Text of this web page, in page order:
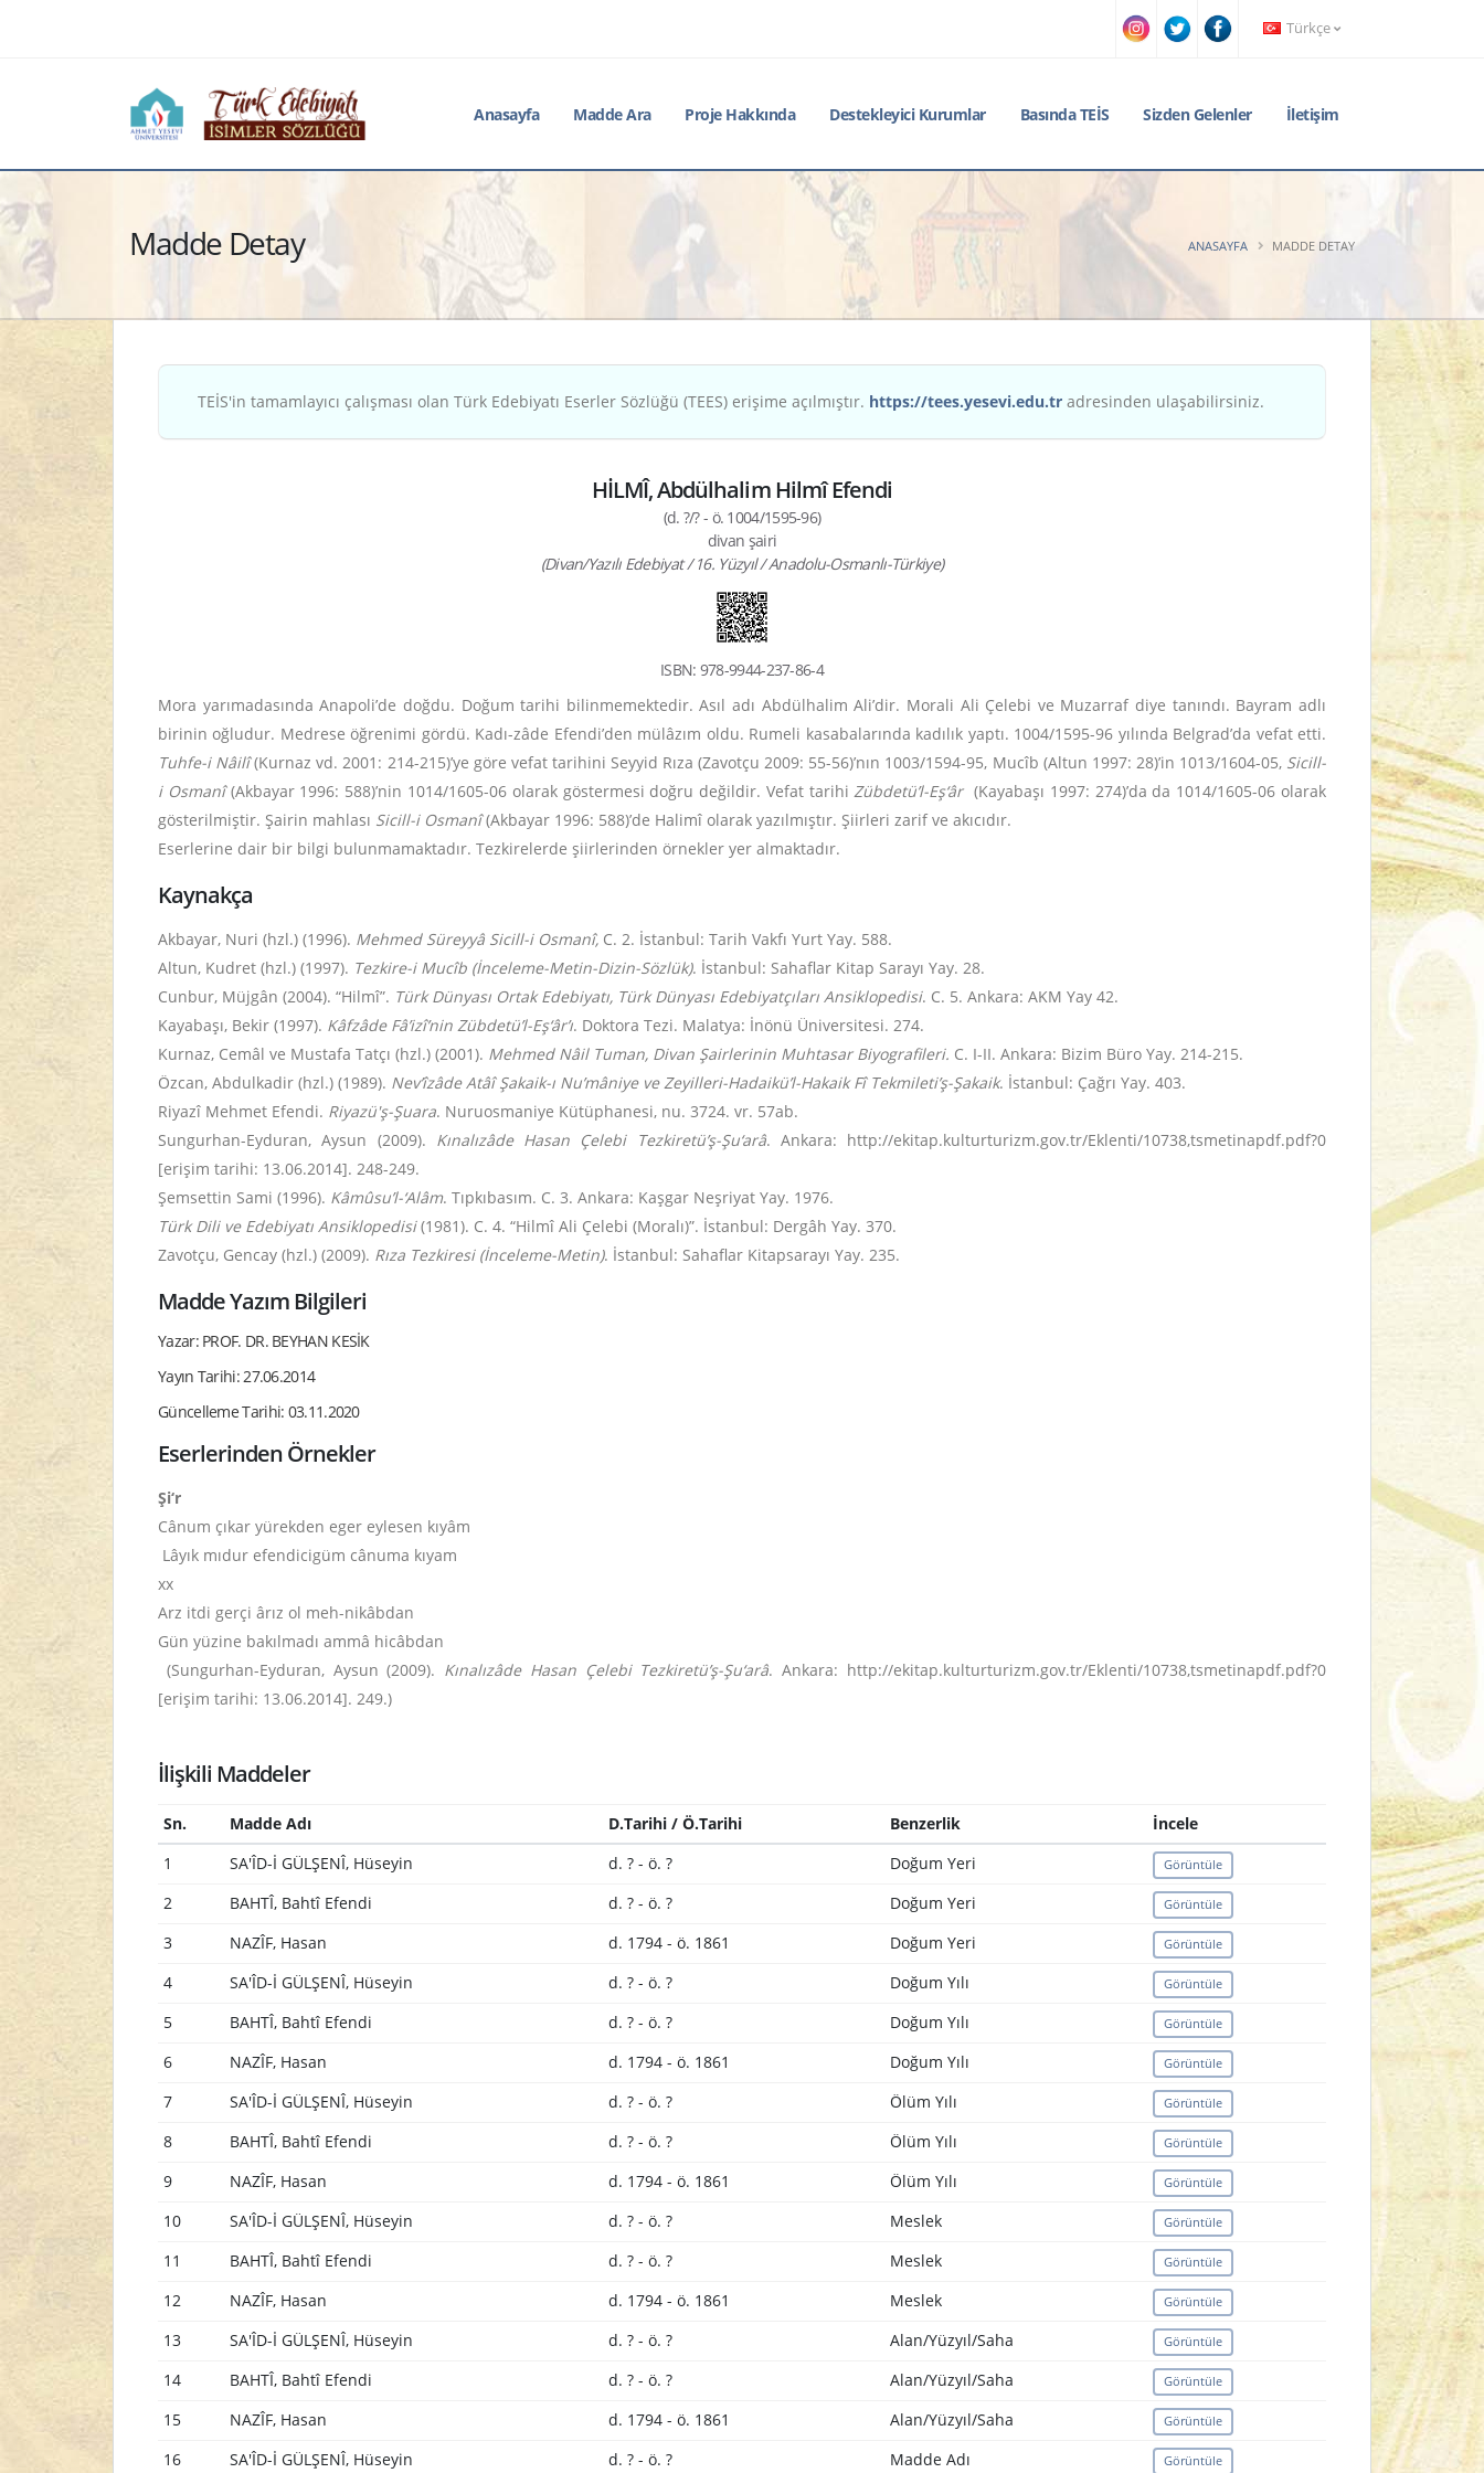
Türkçe
Anasayfa Madde Ara Proje Hakkında Destekleyici Kurumlar Basında TEİS Sizden Gelenler İletişim
Madde Detay ANASAYFA MADDE DETAY
TEİS'in tamamlayıcı çalışması olan Türk Edebiyatı Eserler Sözlüğü (TEES) erişime açılmıştır. https://tees.yesevi.edu.tr adresinden ulaşabilirsiniz.
HİLMÎ, Abdülhalim Hilmî Efendi
(d. ?/? - ö. 1004/1595-96)
divan şairi
(Divan/Yazılı Edebiyat / 16. Yüzyıl / Anadolu-Osmanlı-Türkiye)
ISBN: 978-9944-237-86-4
Mora yarımadasında Anapoli’de doğdu. Doğum tarihi bilinmemektedir. Asıl adı Abdülhalim Ali’dir. Morali Ali Çelebi ve Muzarraf diye tanındı. Bayram adlı
birinin oğludur. Medrese öğrenimi gördü. Kadı-zâde Efendi’den mülâzım oldu. Rumeli kasabalarında kadılık yaptı. 1004/1595-96 yılında Belgrad’da vefat etti.
Tuhfe-i Nâilî(Kurnaz vd. 2001: 214-215)’ye göre vefat tarihini Seyyid Rıza (Zavotçu 2009: 55-56)’nın 1003/1594-95, Mucîb (Altun 1997: 28)’in 1013/1604-05, Sicill-
i Osmanî(Akbayar 1996: 588)’nin 1014/1605-06 olarak göstermesi doğru değildir. Vefat tarihiZübdetü’l-Eş‘âr (Kayabaşı 1997: 274)’da da 1014/1605-06 olarak
gösterilmiştir. Şairin mahlası Sicill-i Osmanî(Akbayar 1996: 588)’de Halimî olarak yazılmıştır. Şiirleri zarif ve akıcıdır.
Eserlerine dair bir bilgi bulunmamaktadır. Tezkirelerde şiirlerinden örnekler yer almaktadır.
Kaynakça
Akbayar, Nuri (hzl.) (1996). Mehmed Süreyyâ Sicill-i Osmanî, C. 2. İstanbul: Tarih Vakfı Yurt Yay. 588.
Altun, Kudret (hzl.) (1997). Tezkire-i Mucîb (İnceleme-Metin-Dizin-Sözlük). İstanbul: Sahaflar Kitap Sarayı Yay. 28.
Cunbur, Müjgân (2004). “Hilmî”. Türk Dünyası Ortak Edebiyatı, Türk Dünyası Edebiyatçıları Ansiklopedisi. C. 5. Ankara: AKM Yay 42.
Kayabaşı, Bekir (1997). Kâfzâde Fâ’izî’nin Zübdetü’l-Eş‘âr’ı. Doktora Tezi. Malatya: İnönü Üniversitesi. 274.
Kurnaz, Cemâl ve Mustafa Tatçı (hzl.) (2001). Mehmed Nâil Tuman, Divan Şairlerinin Muhtasar Biyografileri. C. I-II. Ankara: Bizim Büro Yay. 214-215.
Özcan, Abdulkadir (hzl.) (1989). Nev’îzâde Atâî Şakaik-ı Nu’mâniye ve Zeyilleri-Hadaikü’l-Hakaik Fî Tekmileti’ş-Şakaik. İstanbul: Çağrı Yay. 403.
Riyazî Mehmet Efendi. Riyazü'ş-Şuara. Nuruosmaniye Kütüphanesi, nu. 3724. vr. 57ab.
Sungurhan-Eyduran, Aysun (2009). Kınalızâde Hasan Çelebi Tezkiretü’ş-Şu‘arâ. Ankara: http://ekitap.kulturturizm.gov.tr/Eklenti/10738,tsmetinapdf.pdf?0
[erişim tarihi: 13.06.2014]. 248-249.
Şemsettin Sami (1996). Kâmûsu’l-‘Alâm. Tıpkıbasım. C. 3. Ankara: Kaşgar Neşriyat Yay. 1976.
Türk Dili ve Edebiyatı Ansiklopedisi(1981). C. 4. “Hilmî Ali Çelebi (Moralı)”. İstanbul: Dergâh Yay. 370.
Zavotçu, Gencay (hzl.) (2009). Rıza Tezkiresi (İnceleme-Metin). İstanbul: Sahaflar Kitapsarayı Yay. 235.
Madde Yazım Bilgileri
Yazar: PROF. DR. BEYHAN KESİK
Yayın Tarihi: 27.06.2014
Güncelleme Tarihi: 03.11.2020
Eserlerinden Örnekler
Şi‘r
Cânum çıkar yürekden eger eylesen kıyâm
Lâyık mıdur efendicigüm cânuma kıyam
xx
Arz itdi gerçi ârız ol meh-nikâbdan
Gün yüzine bakılmadı ammâ hicâbdan
(Sungurhan-Eyduran, Aysun (2009). Kınalızâde Hasan Çelebi Tezkiretü’ş-Şu‘arâ. Ankara: http://ekitap.kulturturizm.gov.tr/Eklenti/10738,tsmetinapdf.pdf?0
[erişim tarihi: 13.06.2014]. 249.)
İlişkili Maddeler
Sn. Madde Adı D.Tarihi / Ö.Tarihi Benzerlik
İncele
1
SA'ÎD-İ GÜLŞENÎ, Hüseyin d. ? - ö. ? Doğum Yeri Görüntüle
2 BAHTÎ, Bahtî Efendi d. ? - ö. ? Doğum Yeri Görüntüle
3 NAZÎF, Hasan d. 1794 - ö. 1861 Doğum Yeri Görüntüle
4 SA'ÎD-İ GÜLŞENÎ, Hüseyin d. ? - ö. ? Doğum Yılı Görüntüle
5 BAHTÎ, Bahtî Efendi d. ? - ö. ? Doğum Yılı Görüntüle
6 NAZÎF, Hasan d. 1794 - ö. 1861 Doğum Yılı Görüntüle
7 SA'ÎD-İ GÜLŞENÎ, Hüseyin d. ? - ö. ? Ölüm Yılı Görüntüle
8 BAHTÎ, Bahtî Efendi d. ? - ö. ? Ölüm Yılı Görüntüle
9 NAZÎF, Hasan d. 1794 - ö. 1861 Ölüm Yılı Görüntüle
10 SA'ÎD-İ GÜLŞENÎ, Hüseyin d. ? - ö. ? Meslek Görüntüle
11 BAHTÎ, Bahtî Efendi d. ? - ö. ? Meslek Görüntüle
12 NAZÎF, Hasan d. 1794 - ö. 1861 Meslek Görüntüle
13 SA'ÎD-İ GÜLŞENÎ, Hüseyin d. ? - ö. ? Alan/Yüzyıl/Saha Görüntüle
14 BAHTÎ, Bahtî Efendi d. ? - ö. ? Alan/Yüzyıl/Saha Görüntüle
15 NAZÎF, Hasan d. 1794 - ö. 1861 Alan/Yüzyıl/Saha Görüntüle
16 SA'ÎD-İ GÜLŞENÎ, Hüseyin d. ? - ö. ? Madde Adı Görüntüle